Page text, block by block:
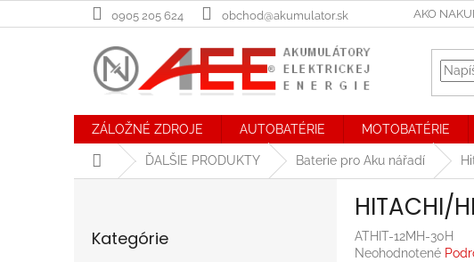
na
0905 205 624 obchod@akumulator.sk AKO
ZÁLOŽNÉ ZDROJE AUTOBATÉRIE MOTOBATÉRIE
DomovĎALŠIE PRODUKTY Baterie pro Aku nářadí
kategórie
Kategórie
HITACHI/
ATHIT-12MH-30H
Priemerné
Neohodnotené